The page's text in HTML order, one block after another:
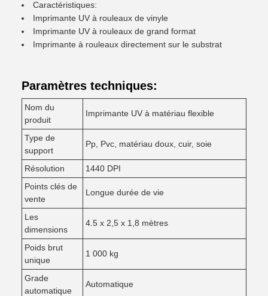
Caractéristiques:
Imprimante UV à rouleaux de vinyle
Imprimante UV à rouleaux de grand format
Imprimante à rouleaux directement sur le substrat
Paramètres techniques:
Nom du
produit
Imprimante UV à matériau flexible
Type de
support
Pp, Pvc, matériau doux, cuir, soie
Résolution
1440 DPI
Points clés de
vente
Longue durée de vie
Les
dimensions
4.5 x 2,5 x 1,8 mètres
Poids brut
unique
1 000 kg
Grade
automatique
Automatique